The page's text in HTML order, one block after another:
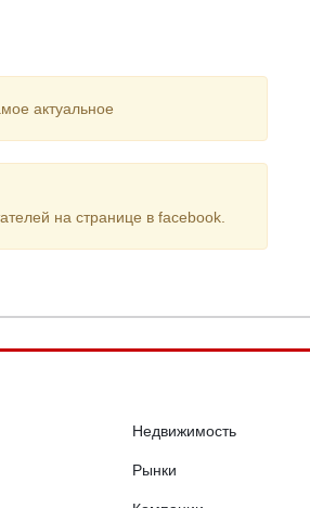
актуальное
на странице в facebook.
Недвижимость
Рынки